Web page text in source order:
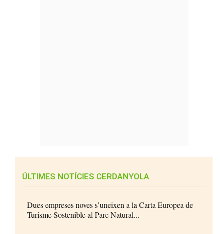
ÚLTIMES NOTÍCIES CERDANYOLA
Dues empreses noves s’uneixen a la Carta Europea de
Turisme Sostenible al Parc Natural...